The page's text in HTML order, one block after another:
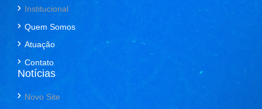
Institucional
Quem Somos
Atuação
Contato
Notícias
Novo Site